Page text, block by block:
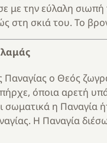
με την εύλαλη
στη σκιά του. Το
ο Θεός
όποια αρετή
σωματικά η
Η Παναγία